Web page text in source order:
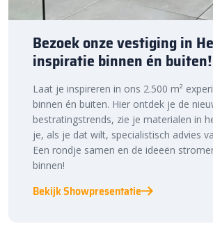
Bezoek onze vestiging in
inspiratie binnen én buiten!
Laat je inspireren in ons 2.500 m²
binnen én buiten. Hier ontdek je de
bestratingstrends, zie je materialen in
je, als je dat wilt, specialistisch advies
Een rondje samen en de ideeën
binnen!
Bekijk Showpresentatie